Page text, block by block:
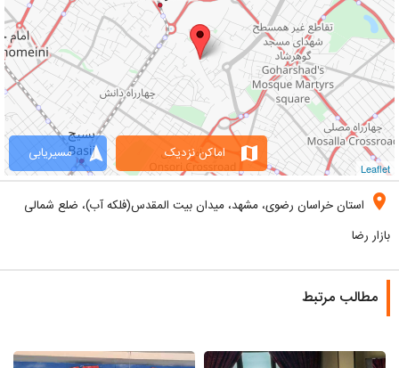
Leaflet
navigation مسیریابی map اماکن نزدیک
location_on استان خراسان رضوی، مشهد، میدان بیت المقدس(فلکه آب)، ضلع شمالی
بازار رضا
مطالب مرتبط